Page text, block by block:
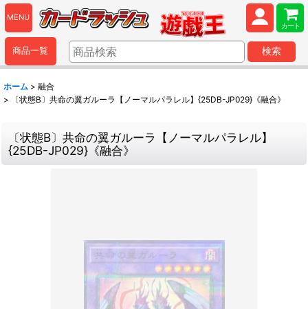
MENU
カート
商品一覧 検索
ホーム > 融合
>
〔状態B〕共命の翼ガルーラ【ノーマルパラレル】{25DB-JP029}《融合》
〔状態B〕共命の翼ガルーラ【ノーマルパラレル】
{25DB-JP029}《融合》